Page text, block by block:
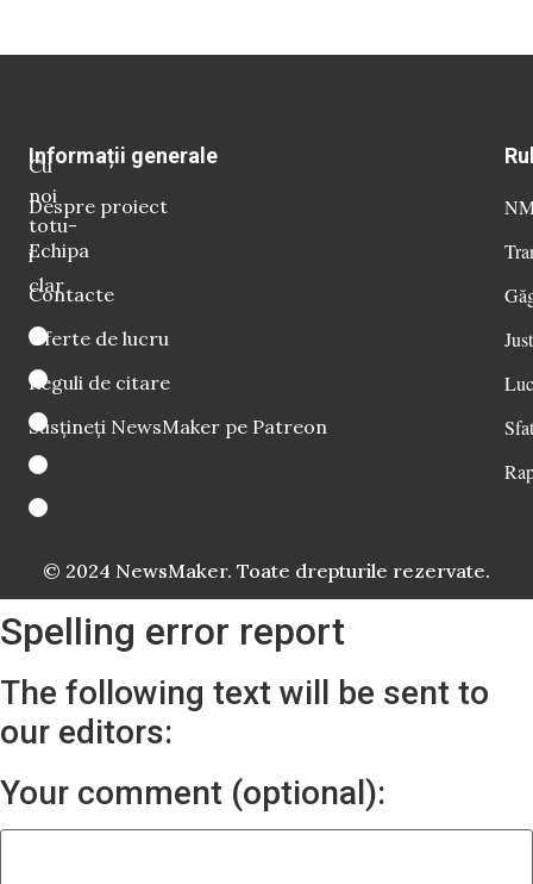
Cu
noi
totu-
i
clar
Informații generale
Despre proiect
Echipa
Contacte
Oferte de lucru
Reguli de citare
Susțineți NewsMaker pe Patreon
© 2024 NewsMaker. Toate drepturile rezervate.
Spelling error report
The following text will be sent to
our editors:
Your comment (optional):